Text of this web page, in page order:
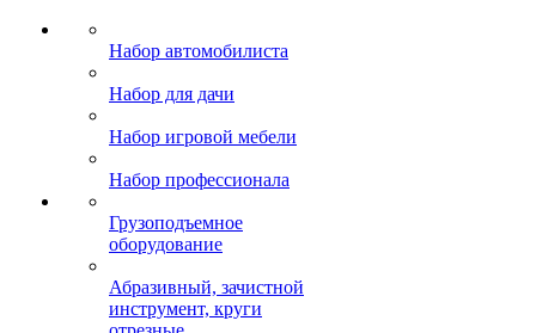
Набор автомобилиста
Набор для дачи
Набор игровой мебели
Набор профессионала
Грузоподъемное
оборудование
Абразивный, зачистной
инструмент, круги